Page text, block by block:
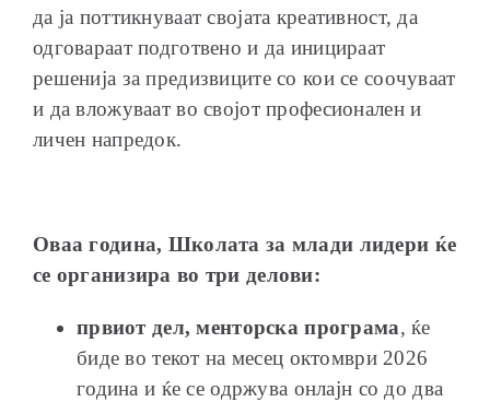
да ја поттикнуваат својата креативност, да
одговараат подготвено и да иницираат
решенија за предизвиците со кои се соочуваат
и да вложуваат во својот професионален и
личен напредок.
Оваа година, Школата за млади лидери ќе
се организира во три делови:
првиот дел, менторска програма, ќе
биде во текот на месец октомври 2026
година и ќе се одржува онлајн со до два